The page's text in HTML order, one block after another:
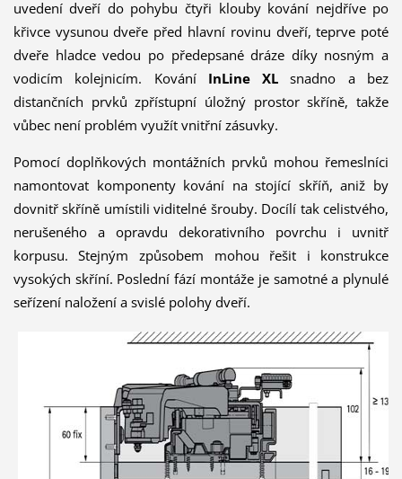
uvedení dveří do pohybu čtyři klouby kování nejdříve po
křivce vysunou dveře před hlavní rovinu dveří, teprve poté
dveře hladce vedou po předepsané dráze díky nosným a
vodicím kolejnicím. Kování InLine XL snadno a bez
distančních prvků zpřístupní úložný prostor skříně, takže
vůbec není problém využít vnitřní zásuvky.
Pomocí doplňkových montážních prvků mohou řemeslníci
namontovat komponenty kování na stojící skříň, aniž by
dovnitř skříně umístili viditelné šrouby. Docílí tak celistvého,
nerušeného a opravdu dekorativního povrchu i uvnitř
korpusu. Stejným způsobem mohou řešit i konstrukce
vysokých skříní. Poslední fází montáže je samotné a plynulé
seřízení naložení a svislé polohy dveří.